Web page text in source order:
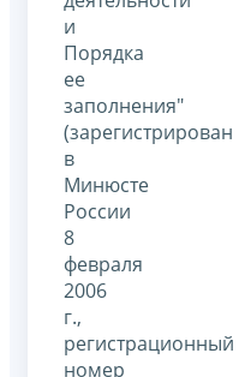
и
Порядка
ее
заполнения"
(зарегистрирован
в
Минюсте
России
8
февраля
2006
г.,
регистрационный
номер